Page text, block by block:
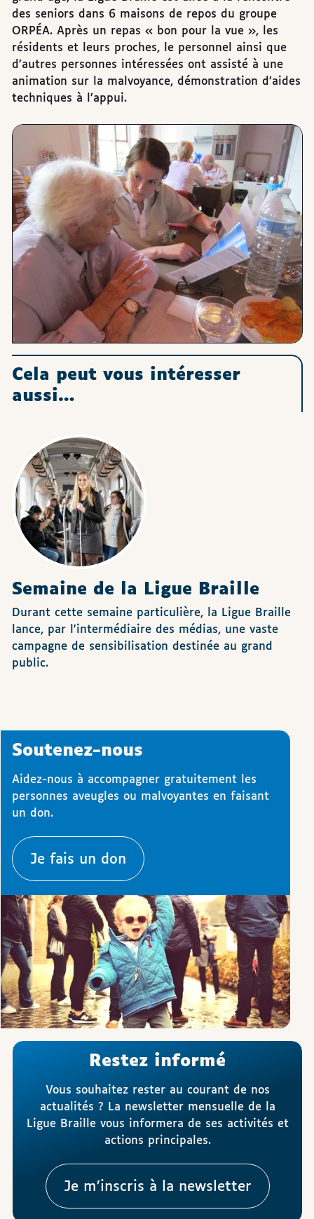
des seniors dans 6 maisons de repos du groupe
ORPÉA. Après un repas « bon pour la vue », les
résidents et leurs proches, le personnel ainsi que
d’autres personnes intéressées ont assisté à une
animation sur la malvoyance, démonstration d’aides
techniques à l’appui.
Cela peut vous intéresser
aussi…
Semaine de la Ligue Braille
Durant cette semaine particulière, la Ligue Braille
lance, par l'intermédiaire des médias, une vaste
campagne de sensibilisation destinée au grand
public.
Soutenez-nous
Aidez-nous à accompagner gratuitement les
personnes aveugles ou malvoyantes en faisant
un don.
Je fais un don
Restez informé
Vous souhaitez rester au courant de nos
actualités ? La newsletter mensuelle de la
Ligue Braille vous informera de ses activités et
actions principales.
Je m’inscris à la newsletter